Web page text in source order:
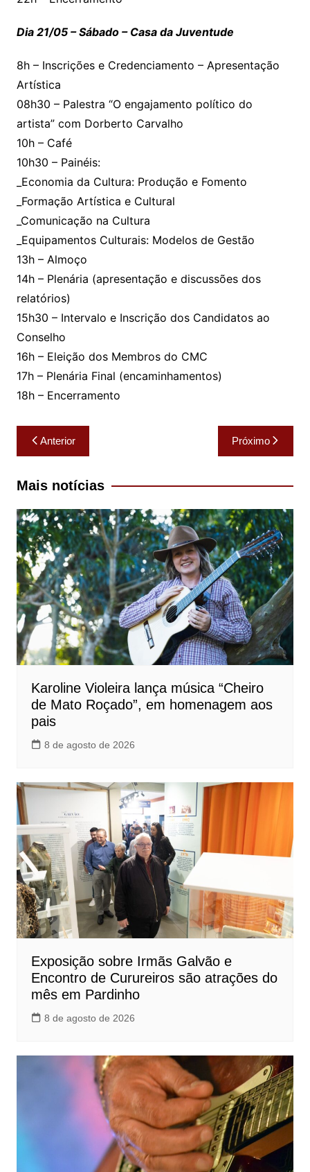
Dia 21/05 – Sábado – Casa da Juventude
8h – Inscrições e Credenciamento – Apresentação
Artística
08h30 – Palestra “O engajamento político do
artista” com Dorberto Carvalho
10h – Café
10h30 – Painéis:
_Economia da Cultura: Produção e Fomento
_Formação Artística e Cultural
_Comunicação na Cultura
_Equipamentos Culturais: Modelos de Gestão
13h – Almoço
14h – Plenária (apresentação e discussões dos
relatórios)
15h30 – Intervalo e Inscrição dos Candidatos ao
Conselho
16h – Eleição dos Membros do CMC
17h – Plenária Final (encaminhamentos)
18h – Encerramento
Navegação
de
Post
Anterior Próximo
Mais notícias
Karoline Violeira lança música “Cheiro
de Mato Roçado”, em homenagem aos
pais
8 de agosto de 2026
Exposição sobre Irmãs Galvão e
Encontro de Curureiros são atrações do
mês em Pardinho
8 de agosto de 2026